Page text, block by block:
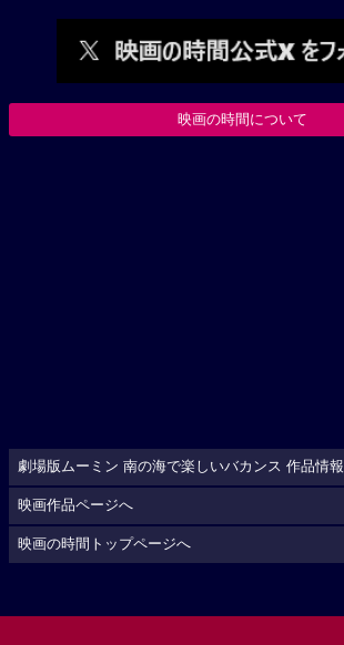
映画の時間について
劇場版ムーミン 南の海で楽しいバカンス 作品情報
映画作品ページへ
映画の時間トップページへ